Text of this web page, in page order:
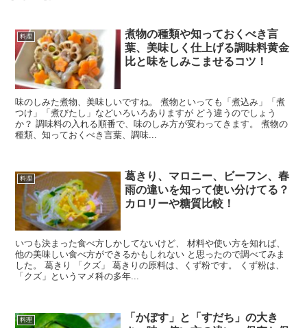
料理
煮物の種類や知っておくべき言
葉、美味しく仕上げる調味料黄金
比と味をしみこませるコツ！
味のしみた煮物、美味しいですね。 煮物といっても「煮込み」「煮
つけ」「煮びたし」などいろいろありますが どう違うのでしょう
か？ 調味料の入れる順番で、味のしみ方が変わってきます。 煮物の
種類、知っておくべき言葉、調味...
料理
葛きり、マロニー、ビーフン、春
雨の違いを知って使い分けてる？
カロリーや糖質比較！
いつも決まった食べ方しかしてないけど、 材料や使い方を知れば、
他の美味しい食べ方ができるかもしれない と思ったので調べてみま
した。 葛きり 「クズ」 葛きりの原料は、くず粉です。 くず粉は、
「クズ」というマメ科の多年...
料理
「かぼす」と「すだち」の大き